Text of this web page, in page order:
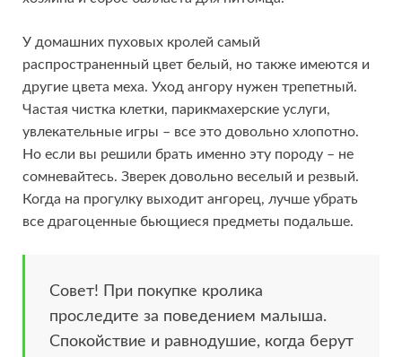
У домашних пуховых кролей самый
распространенный цвет белый, но также имеются и
другие цвета меха. Уход ангору нужен трепетный.
Частая чистка клетки, парикмахерские услуги,
увлекательные игры – все это довольно хлопотно.
Но если вы решили брать именно эту породу – не
сомневайтесь. Зверек довольно веселый и резвый.
Когда на прогулку выходит ангорец, лучше убрать
все драгоценные бьющиеся предметы подальше.
Совет! При покупке кролика
проследите за поведением малыша.
Спокойствие и равнодушие, когда берут